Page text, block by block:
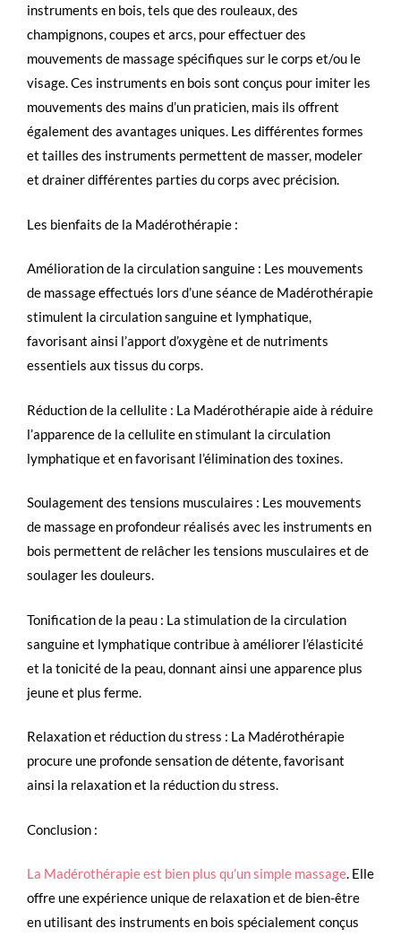
instruments en bois, tels que des rouleaux, des
champignons, coupes et arcs, pour effectuer des
mouvements de massage spécifiques sur le corps et/ou le
visage. Ces instruments en bois sont conçus pour imiter les
mouvements des mains d’un praticien, mais ils offrent
également des avantages uniques. Les différentes formes
et tailles des instruments permettent de masser, modeler
et drainer différentes parties du corps avec précision.
Les bienfaits de la Madérothérapie :
Amélioration de la circulation sanguine : Les mouvements
de massage effectués lors d’une séance de Madérothérapie
stimulent la circulation sanguine et lymphatique,
favorisant ainsi l’apport d’oxygène et de nutriments
essentiels aux tissus du corps.
Réduction de la cellulite : La Madérothérapie aide à réduire
l’apparence de la cellulite en stimulant la circulation
lymphatique et en favorisant l’élimination des toxines.
Soulagement des tensions musculaires : Les mouvements
de massage en profondeur réalisés avec les instruments en
bois permettent de relâcher les tensions musculaires et de
soulager les douleurs.
Tonification de la peau : La stimulation de la circulation
sanguine et lymphatique contribue à améliorer l’élasticité
et la tonicité de la peau, donnant ainsi une apparence plus
jeune et plus ferme.
Relaxation et réduction du stress : La Madérothérapie
procure une profonde sensation de détente, favorisant
ainsi la relaxation et la réduction du stress.
Conclusion :
La Madérothérapie est bien plus qu’un simple massage. Elle
offre une expérience unique de relaxation et de bien-être
en utilisant des instruments en bois spécialement conçus